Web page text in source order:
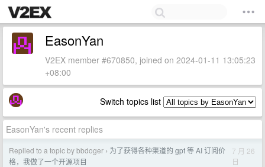
EasonYan
V2EX member #670850, joined on 2024-01-11 13:05:23
+08:00
Switch topics list
EasonYan's recent replies
Replied to a topic by bbdoger › 为了获得各种渠道的 gpt 等 AI 订阅价
格，我做了一个开源项目
7 月 26
日